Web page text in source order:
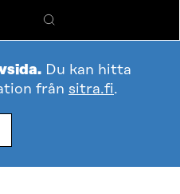
Sök
Du kan hitta
från sitra.fi.